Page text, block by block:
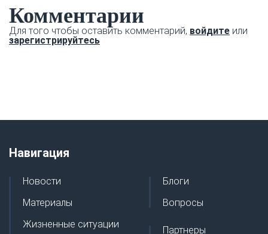
Комментарии
Для того чтобы оставить комментарий, войдите или
зарегистрируйтесь
Навигация
Новости
Материалы
Жизненные ситуации
Блоги
Вопросы
Партнеры